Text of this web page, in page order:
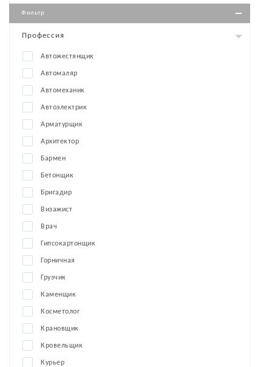
Фильтр
Профессия
Автожестянщик
Автомаляр
Автомеханик
Автоэлектрик
Арматурщик
Архитектор
Бармен
Бетонщик
Бригадир
Визажист
Врач
Гипсокартонщик
Горничная
Грузчик
Каменщик
Косметолог
Крановщик
Кровельщик
Курьер